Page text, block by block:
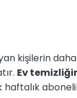
kişilerin
Ev